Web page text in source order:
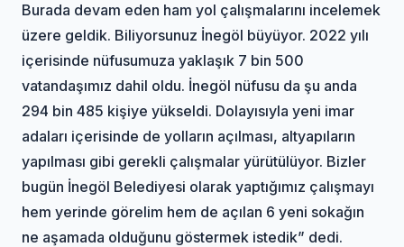
Burada devam eden ham yol çalışmalarını incelemek
üzere geldik. Biliyorsunuz İnegöl büyüyor. 2022 yılı
içerisinde nüfusumuza yaklaşık 7 bin 500
vatandaşımız dahil oldu. İnegöl nüfusu da şu anda
294 bin 485 kişiye yükseldi. Dolayısıyla yeni imar
adaları içerisinde de yolların açılması, altyapıların
yapılması gibi gerekli çalışmalar yürütülüyor. Bizler
bugün İnegöl Belediyesi olarak yaptığımız çalışmayı
hem yerinde görelim hem de açılan 6 yeni sokağın
ne aşamada olduğunu göstermek istedik” dedi.